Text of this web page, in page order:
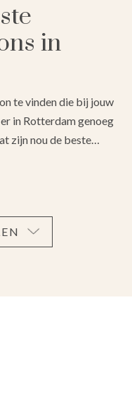
in
te vinden die bij jouw
in Rotterdam genoeg
zijn nou de beste…